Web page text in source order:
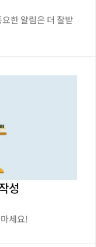
한 알림은 더 잘받
성
세요!